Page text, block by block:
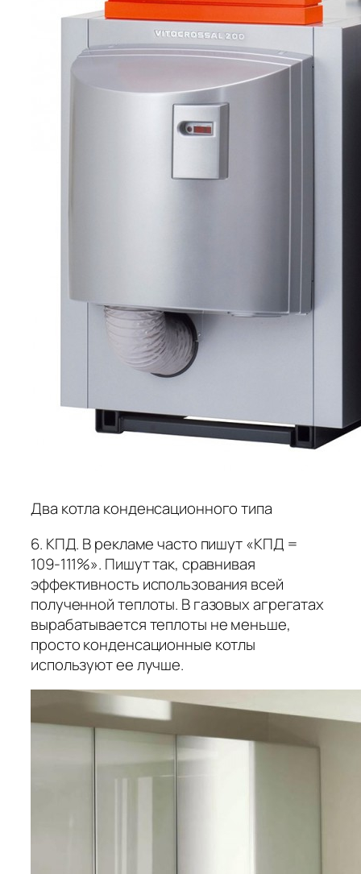
Два котла конденсационного типа
6. КПД. В рекламе часто пишут «КПД =
109-111%». Пишут так, сравнивая
эффективность использования всей
полученной теплоты. В газовых агрегатах
вырабатывается теплоты не меньше,
просто конденсационные котлы
используют ее лучше.